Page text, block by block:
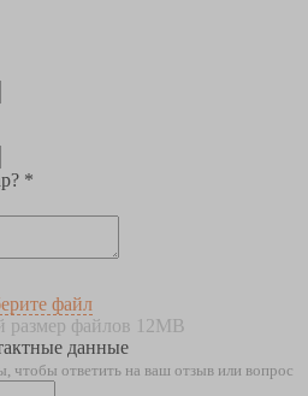
*
файл
файлов 12MB
данные
чтобы ответить на ваш отзыв или вопрос